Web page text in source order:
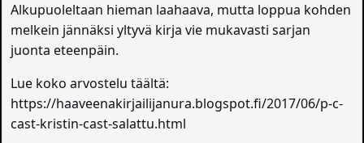
Alkupuoleltaan hieman laahaava, mutta loppua kohden
melkein jännäksi yltyvä kirja vie mukavasti sarjan
juonta eteenpäin.
Lue koko arvostelu täältä:
https://haaveenakirjailijanura.blogspot.fi/2017/06/p-c-
cast-kristin-cast-salattu.html